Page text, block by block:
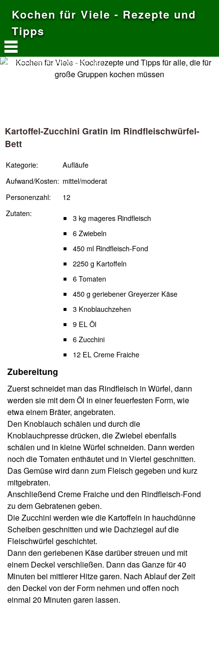
Kochen für Viele - Rezepte und
Tipps
Kochen für Viele - Kochrezepte und Tipps
Kartoffel-Zucchini Gratin im Rindfleischwürfel-
Bett
Kategorie:
Aufläufe
Aufwand/Kosten: mittel/moderat
Personenzahl:
12
Zutaten:
3 kg mageres Rindfleisch
6 Zwiebeln
450 ml Rindfleisch-Fond
2250 g Kartoffeln
6 Tomaten
450 g geriebener Greyerzer Käse
3 Knoblauchzehen
9 EL Öl
6 Zucchini
12 EL Creme Fraiche
Zubereitung
Zuerst schneidet man das Rindfleisch in Würfel, dann
werden sie mit dem Öl in einer feuerfesten Form, wie
etwa einem Bräter, angebraten.
Den Knoblauch schälen und durch die
Knoblauchpresse drücken, die Zwiebel ebenfalls
schälen und in kleine Würfel schneiden. Dann werden
noch die Tomaten enthäutet und in Viertel geschnitten.
Das Gemüse wird dann zum Fleisch gegeben und kurz
mitgebraten.
Anschließend Creme Fraiche und den Rindfleisch-Fond
zu dem Gebratenen geben.
Die Zucchini werden wie die Kartoffeln in hauchdünne
Scheiben geschnitten und wie Dachziegel auf die
Fleischwürfel geschichtet.
Dann den geriebenen Käse darüber streuen und mit
einem Deckel verschließen. Dann das Ganze für 40
Minuten bei mittlerer Hitze garen. Nach Ablauf der Zeit
den Deckel von der Form nehmen und offen noch
einmal 20 Minuten garen lassen.